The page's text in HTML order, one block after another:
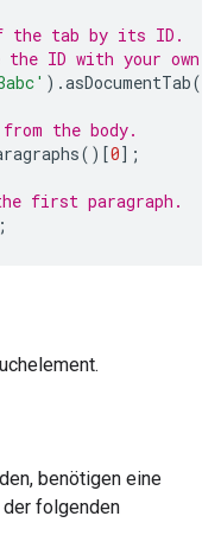
the tab by its ID.
the ID with your own.
).asDocumentTab().
the body.
()[0];
first paragraph.
benötigen eine
folgenden